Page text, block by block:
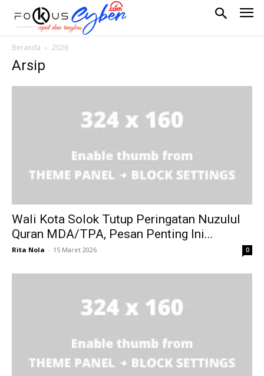
Beranda 2026
Arsip
Wali Kota Solok Tutup Peringatan Nuzulul
Quran MDA/TPA, Pesan Penting Ini...
Rita Nola - 15 Maret 2026 0